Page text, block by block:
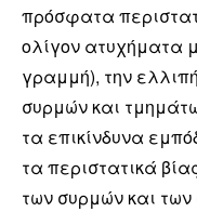
πρόσφατα
ολίγον ατυχήματα
γραμμή), την
συρμών και
τα επικίνδυνα
τα περιστατικά
των συρμών και